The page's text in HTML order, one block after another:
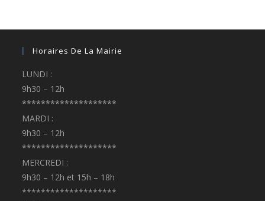
Horaires De La Mairie
LUNDI :
9h30 – 12h
********************
MARDI :
9h30 – 12h
********************
MERCREDI :
9h30 – 12h et 15h – 18h
********************